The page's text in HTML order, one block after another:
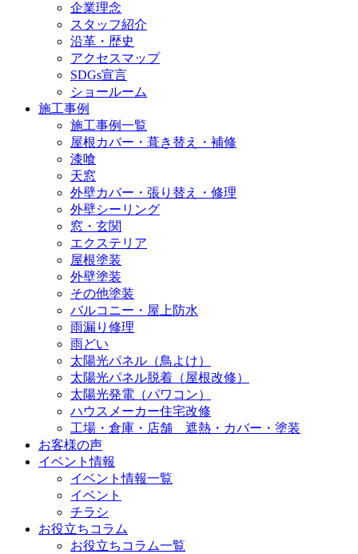
企業理念
スタッフ紹介
沿革・歴史
アクセスマップ
SDGs宣言
ショールーム
施工事例
施工事例一覧
屋根カバー・葺き替え・補修
漆喰
天窓
外壁カバー・張り替え・修理
外壁シーリング
窓・玄関
エクステリア
屋根塗装
外壁塗装
その他塗装
バルコニー・屋上防水
雨漏り修理
雨どい
太陽光パネル（鳥よけ）
太陽光パネル脱着（屋根改修）
太陽光発電（パワコン）
ハウスメーカー住宅改修
工場・倉庫・店舗 遮熱・カバー・塗装
お客様の声
イベント情報
イベント情報一覧
イベント
チラシ
お役立ちコラム
お役立ちコラム一覧